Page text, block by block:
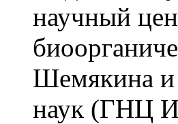
научный
Шемякина и
наук (ГНЦ